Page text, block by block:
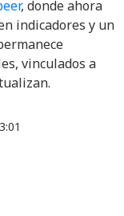
, donde ahora
indicadores y un
vinculados a